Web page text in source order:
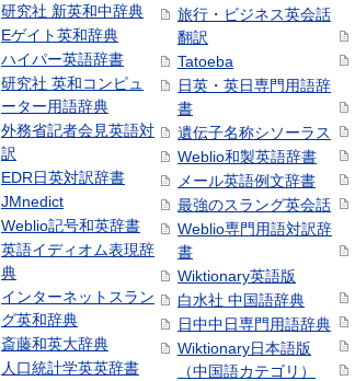
研究社 新英和中辞典
Eゲイト英和辞典
ハイパー英語辞書
研究社 英和コンピュ
ーター用語辞典
外務省記者会見英語対
訳
EDR日英対訳辞書
JMnedict
Weblio記号和英辞書
英語イディオム表現辞
典
インターネットスラン
グ英和辞典
斎藤和英大辞典
人口統計学英英辞書
旅行・ビジネス英会話
翻訳
Tatoeba
日英・英日専門用語辞
書
遺伝子名称シソーラス
Weblio和製英語辞書
メール英語例文辞書
最強のスラング英会話
Weblio専門用語対訳辞
書
Wiktionary英語版
白水社 中国語辞典
日中中日専門用語辞典
Wiktionary日本語版
（中国語カテゴリ）